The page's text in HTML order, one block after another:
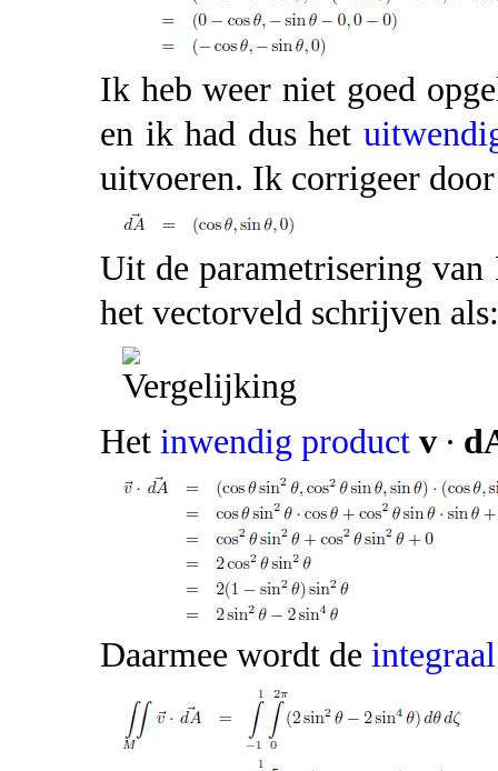
Ik heb weer niet goed
en ik had dus het
uitvoeren. Ik corrigeer
Uit de parametrisering
het vectorveld schrijven als:
Het inwendig product v ∙
Daarmee wordt de integraal